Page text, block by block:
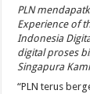
PLN
Experience of
Indonesia
digital proses
Singapura
“PLN terus